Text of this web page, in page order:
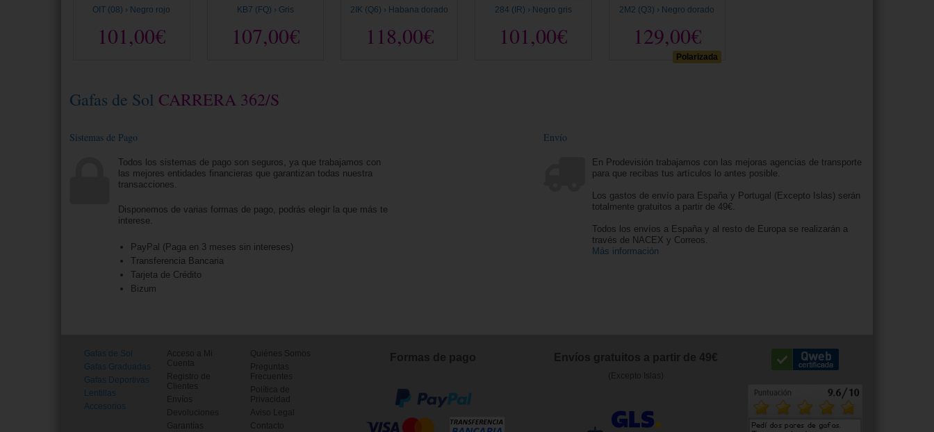
OIT (08) › Negro rojo
101,00€
KB7 (FQ) › Gris
107,00€
2IK (Q6) › Habana dorado
118,00€
284 (IR) › Negro gris
101,00€
Polarizada
2M2 (Q3) › Negro dorado
129,00€
Gafas de Sol CARRERA 362/S
Sistemas de Pago
Todos los sistemas de pago son seguros, ya que trabajamos con
las mejores entidades financieras que garantizan todas nuestra
transacciones.
Disponemos de varias formas de pago, podrás elegir la que más te
interese.
PayPal (Paga en 3 meses sin intereses)
Transferencia Bancaria
Tarjeta de Crédito
Bizum
Envío
En Prodevisión trabajamos con las mejoras agencias de transporte
para que recibas tus artículos lo antes posible.
Los gastos de envío para España y Portugal (Excepto Islas) serán
totalmente gratuitos a partir de 49€.
Todos los envíos a España y al resto de Europa se realizarán a
través de NACEX y Correos.
Más información
Gafas de Sol
Gafas Graduadas
Gafas Deportivas
Lentillas
Accesorios
Acceso a Mi
Cuenta
Registro de
Clientes
Envíos
Devoluciones
Garantías
Quiénes Somos
Preguntas
Frecuentes
Política de
Privacidad
Aviso Legal
Contacto
Formas de pago Envíos gratuitos a partir de 49€
(Excepto Islas)